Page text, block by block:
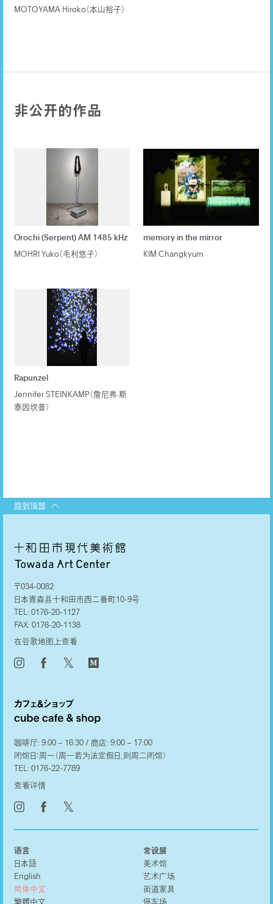
MOTOYAMA Hiroko（本山裕子）
非公开的作品
Orochi (Serpent) AM 1485 kHz
MOHRI Yuko（毛利悠子）
memory in the mirror
KIM Changkyum
Rapunzel
Jennifer STEINKAMP（詹尼弗·斯
泰因坎普）
回到顶部
〒034-0082
日本青森县十和田市西二番町10-9号
TEL: 0176-20-1127
FAX: 0176-20-1138
在谷歌地图上查看
𝕏
咖啡厅: 9:00 – 16:30 / 商店: 9:00 – 17:00
闭馆日：周一（周一若为法定假日，则周二闭馆）
TEL: 0176-22-7789
查看详情
𝕏
语言
日本語
English
简体中文
繁體中文
常设展
美术馆
艺术广场
街道家具
停车场